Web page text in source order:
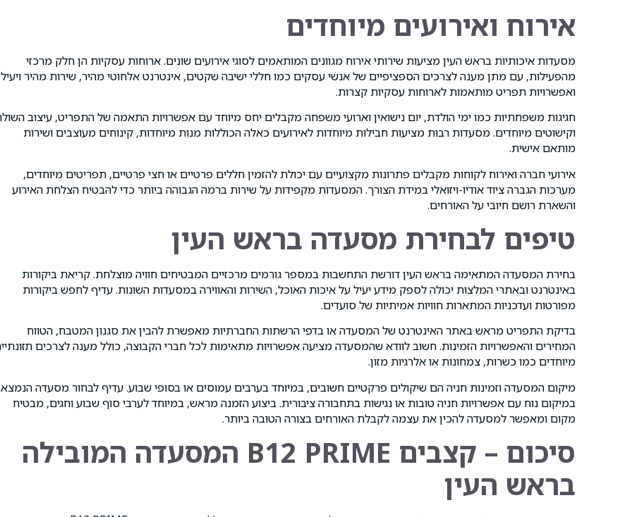
אירוח ואירועים מיוחדים
מסעדות איכותיות בראש העין מציעות שירותי אירוח מגוונים המותאמים לסוגי אירועים שונים. ארוחות עסקיות הן חלק מרכזי
מהפעילות, עם מתן מענה לצרכים הספציפיים של אנשי עסקים כמו חללי ישיבה שקטים, אינטרנט אלחוטי מהיר, שירות מהיר ויעיל
ואפשרויות תפריט מותאמות לארוחות עסקיות קצרות.
חגיגות משפחתיות כמו ימי הולדת, יום נישואין וארועי משפחה מקבלים יחס מיוחד עם אפשרויות התאמה של התפריט, עיצוב
וקישוטים מיוחדים. מסעדות רבות מציעות חבילות מיוחדות לאירועים כאלה הכוללות מנות מיוחדות, קינוחים מעוצבים ושירות
מותאם אישית.
אירועי חברה ואירוח לקוחות מקבלים פתרונות מקצועיים עם יכולת להזמין חללים פרטיים או חצי פרטיים, תפריטים מיוחדים,
מערכות הגברה ציוד אודיו-ויזואלי במידת הצורך. המסעדות מקפידות על שירות ברמה הגבוהה ביותר כדי להבטיח הצלחת האירוע
והשארת רושם חיובי על האורחים.
טיפים לבחירת מסעדה בראש העין
בחירת המסעדה המתאימה בראש העין דורשת התחשבות במספר גורמים מרכזיים המבטיחים חוויה מוצלחת. קריאת ביקורות
באינטרנט ובאתרי המלצות יכולה לספק מידע יעיל על איכות האוכל, השירות והאווירה במסעדות השונות. עדיף לחפש ביקורות
מפורטות ועדכניות המתארות חוויות אמיתיות של סועדים.
בדיקת התפריט מראש באתר האינטרנט של המסעדה או בדפי הרשתות החברתיות מאפשרת להבין את סגנון המטבח, הטווח
המחירים והאפשרויות הזמינות. חשוב לוודא שהמסעדה מציעה אפשרויות מתאימות לכל חברי הקבוצה, כולל מענה לצרכים
מיוחדים כמו כשרות, צמחונות או אלרגיות מזון.
מיקום המסעדה וזמינות חניה הם שיקולים פרקטיים חשובים, במיוחד בערבים עמוסים או בסופי שבוע. עדיף לבחור מסעדה
במיקום נוח עם אפשרויות חניה טובות או נגישות בתחבורה ציבורית. ביצוע הזמנה מראש, במיוחד לערבי סוף שבוע וחגים, מבטיח
מקום ומאפשר למסעדה להכין את עצמה לקבלת האורחים בצורה הטובה ביותר.
סיכום – קצבים B12 PRIME המסעדה המובילה
בראש העין